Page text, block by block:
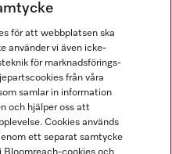
för att webbplatsen ska
använder vi även icke-
för marknadsförings-
från våra
samlar in information
och hjälper oss att
Cookies används
ett separat samtycke